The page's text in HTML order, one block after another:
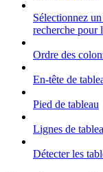
Sélectionnez
recherche pour
Ordre des
En-tête de
Pied de tableau
Lignes de
Détecter les